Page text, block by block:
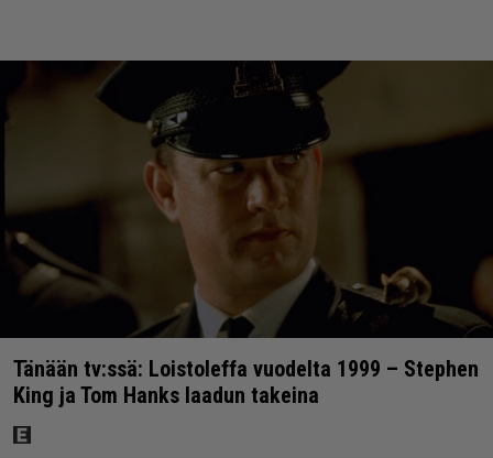
Tänään tv:ssä: Loistoleffa vuodelta 1999 – Stephen
King ja Tom Hanks laadun takeina